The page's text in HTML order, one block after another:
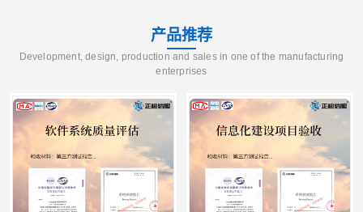
产品推荐
Development, design, production and sales in one of the manufacturing
enterprises